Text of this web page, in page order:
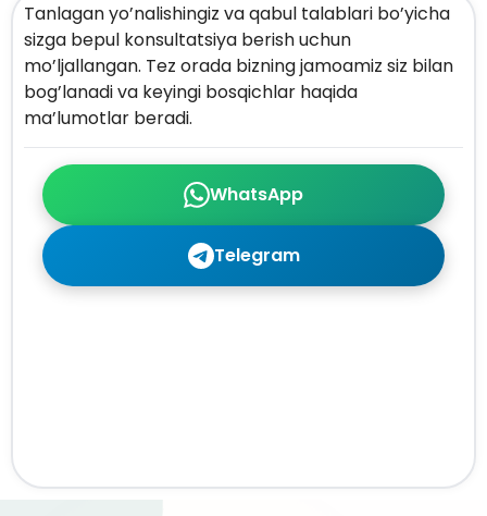
WhatsApp
Telegram
Tanlagan yo’nalishingiz va qabul talablari bo’yicha
sizga bepul konsultatsiya berish uchun
mo’ljallangan. Tez orada bizning jamoamiz siz bilan
bog’lanadi va keyingi bosqichlar haqida
ma’lumotlar beradi.